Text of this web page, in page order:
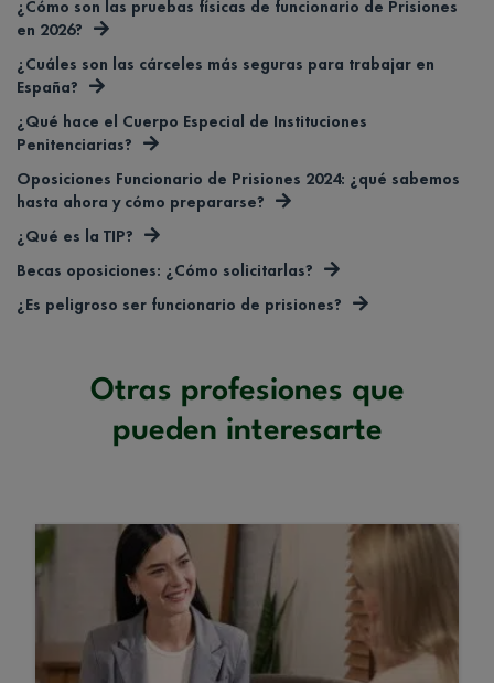
¿Cómo son las pruebas físicas de funcionario de Prisiones
en 2026?
¿Cuáles son las cárceles más seguras para trabajar en
España?
¿Qué hace el Cuerpo Especial de Instituciones
Penitenciarias?
Oposiciones Funcionario de Prisiones 2024: ¿qué sabemos
hasta ahora y cómo prepararse?
¿Qué es la TIP?
Becas oposiciones: ¿Cómo solicitarlas?
¿Es peligroso ser funcionario de prisiones?
Otras profesiones que
pueden interesarte